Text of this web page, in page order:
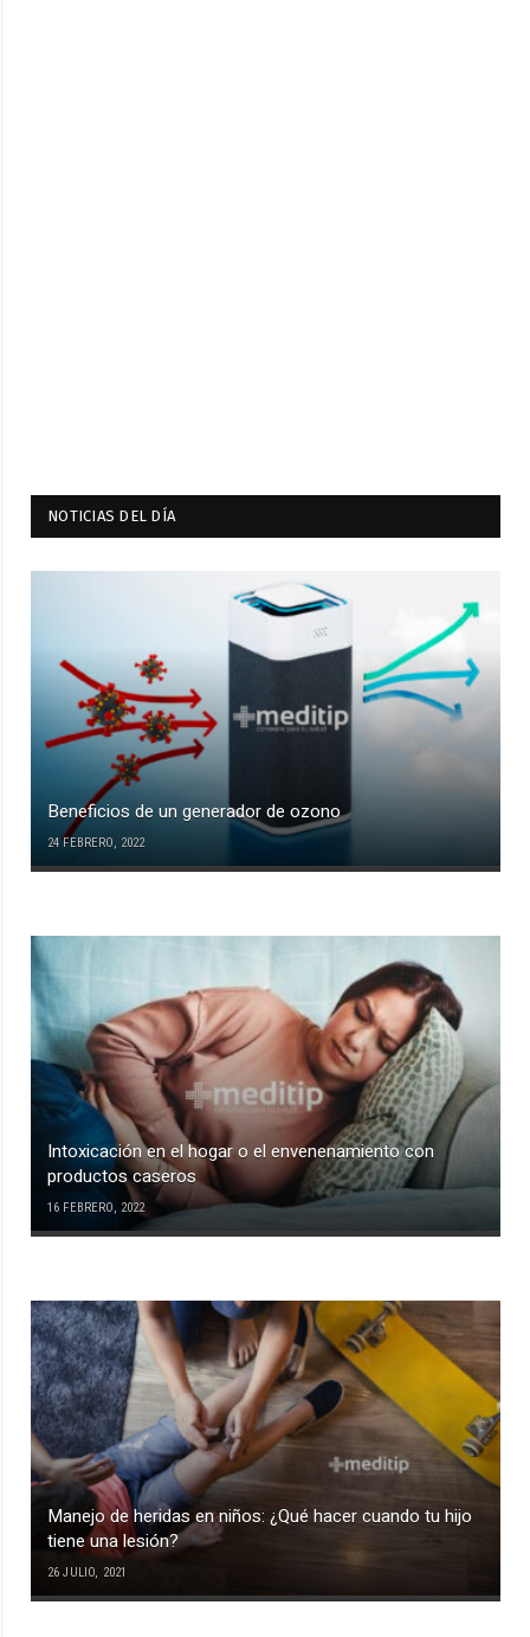
NOTICIAS DEL DÍA
Beneficios de un generador de ozono
24 FEBRERO, 2022
Intoxicación en el hogar o el envenenamiento con
productos caseros
16 FEBRERO, 2022
Manejo de heridas en niños: ¿Qué hacer cuando tu hijo
tiene una lesión?
26 JULIO, 2021